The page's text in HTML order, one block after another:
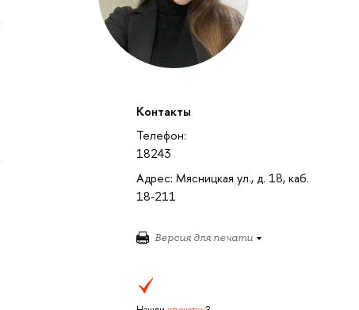
Контакты
Телефон:
18243
Адрес: Мясницкая ул., д. 18, каб.
18-211
Версия для печати